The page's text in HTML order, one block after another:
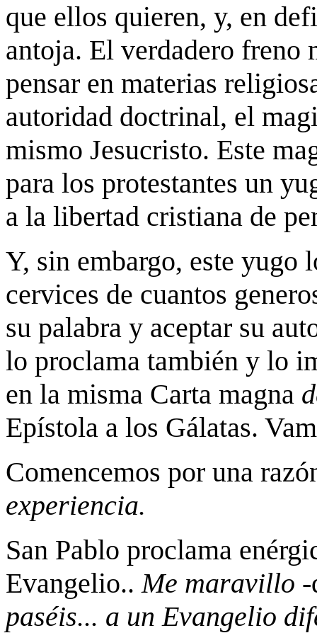
que ellos quieren, y, en
antoja. El verdadero freno
pensar en materias
autoridad doctrinal, el
mismo Jesucristo. Este
para los protestantes un
a la libertad cristiana de
Y, sin embargo, este yugo
cervices de cuantos
su palabra y aceptar su
lo proclama también y lo
en la misma Carta magna
Epístola a los Gálatas.
Comencemos por una
experiencia.
San Pablo proclama
Evangelio..Me maravillo
paséis... a un Evangelio